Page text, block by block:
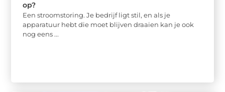
op?
Een stroomstoring. Je bedrijf ligt stil, en als je
apparatuur hebt die moet blijven draaien kan je ook
nog eens ...